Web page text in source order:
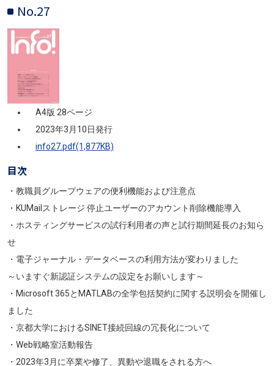
No.27
画像
A4版 28ページ
2023年3月10日発行
info27.pdf(1,877KB)
目次
・教職員グループウェアの便利機能および注意点
・KUMailストレージ 停止ユーザーのアカウント削除機能導入
・ホスティングサービスの試行利用者の声と試行期間延長のお知ら
せ
・電子ジャーナル・データベースの利用方法が変わりました
～いますぐ新認証システムの設定をお願いします～
・Microsoft 365とMATLABの全学包括契約に関する説明会を開催し
ました
・京都大学におけるSINET接続回線の冗長化について
・Web戦略室活動報告
・2023年3月に卒業や修了、異動や退職をされる方へ